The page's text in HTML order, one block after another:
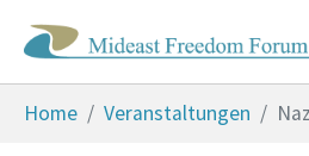
Home Veranstaltungen